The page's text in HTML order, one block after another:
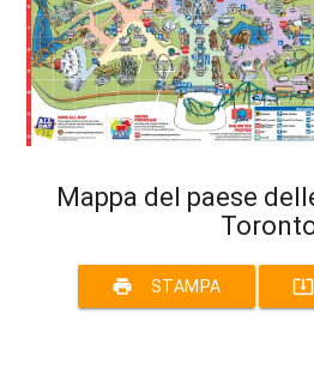
Mappa del paese
print STAMPA system_update_alt